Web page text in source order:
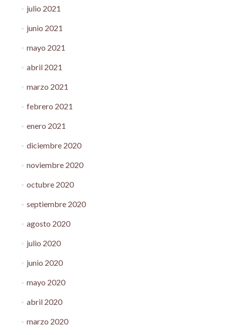
julio 2021
junio 2021
mayo 2021
abril 2021
marzo 2021
febrero 2021
enero 2021
diciembre 2020
noviembre 2020
octubre 2020
septiembre 2020
agosto 2020
julio 2020
junio 2020
mayo 2020
abril 2020
marzo 2020